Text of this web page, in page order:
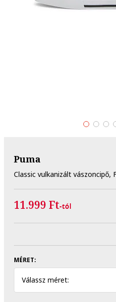
Puma
Classic vulkanizált vászoncipő,
11.999 Ft-tól
MÉRET:
Válassz méret: